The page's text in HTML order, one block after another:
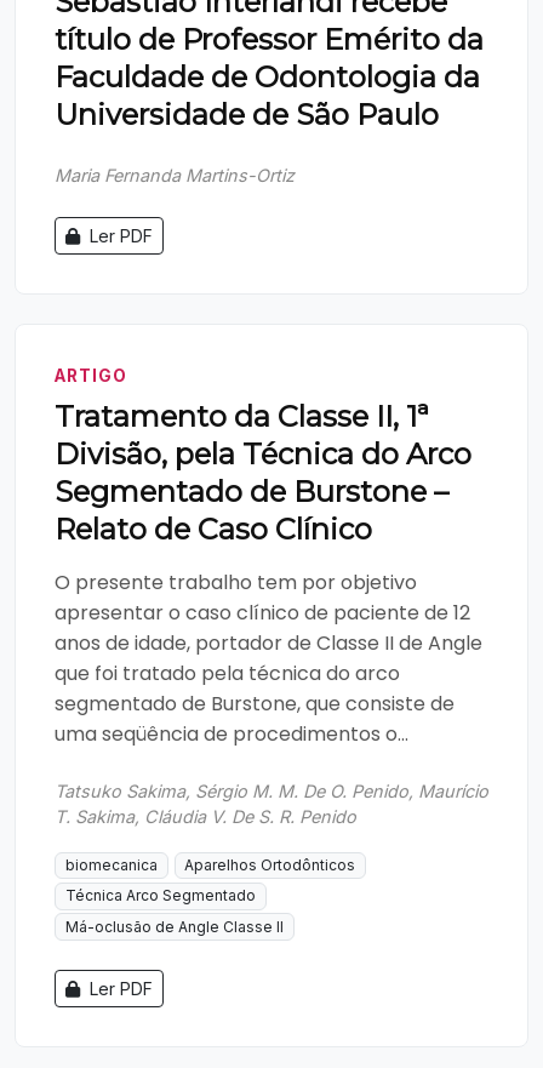
título de Professor Emérito da
Faculdade de Odontologia da
Universidade de São Paulo
Maria Fernanda Martins-Ortiz
Ler PDF
ARTIGO
Tratamento da Classe II, 1ª
Divisão, pela Técnica do Arco
Segmentado de Burstone –
Relato de Caso Clínico
O presente trabalho tem por objetivo
apresentar o caso clínico de paciente de 12
anos de idade, portador de Classe II de Angle
que foi tratado pela técnica do arco
segmentado de Burstone, que consiste de
uma seqüência de procedimentos o...
Tatsuko Sakima, Sérgio M. M. De O. Penido, Maurício
T. Sakima, Cláudia V. De S. R. Penido
biomecanica
Aparelhos Ortodônticos
Técnica Arco Segmentado
Má-oclusão de Angle Classe II
Ler PDF